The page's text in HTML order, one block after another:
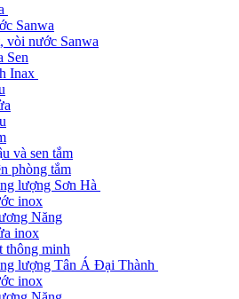
Sanwa
vòi nước Sanwa
Sen
Inax
và sen tắm
phòng tắm
lượng Sơn Hà
inox
Năng
inox
thông minh
lượng Tân Á Đại Thành
inox